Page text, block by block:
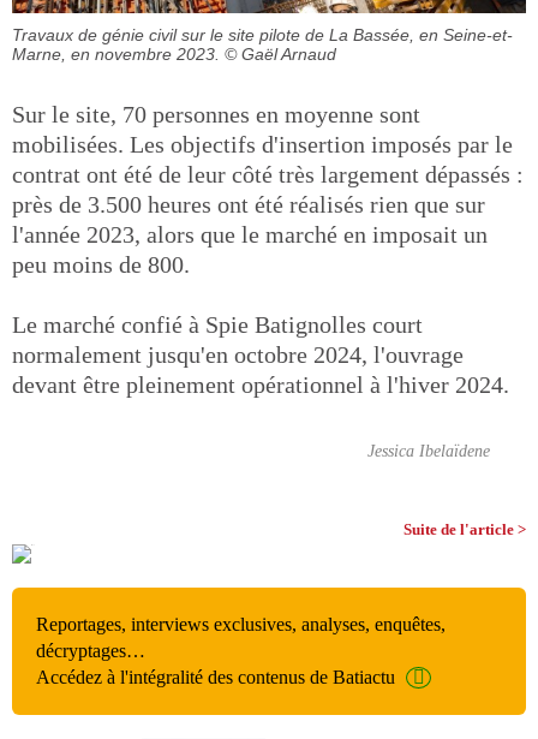
Travaux de génie civil sur le site pilote de La Bassée, en Seine-et-
Marne, en novembre 2023. © Gaël Arnaud
Sur le site, 70 personnes en moyenne sont
mobilisées. Les objectifs d'insertion imposés par le
contrat ont été de leur côté très largement dépassés :
près de 3.500 heures ont été réalisés rien que sur
l'année 2023, alors que le marché en imposait un
peu moins de 800.
Le marché confié à Spie Batignolles court
normalement jusqu'en octobre 2024, l'ouvrage
devant être pleinement opérationnel à l'hiver 2024.
Jessica Ibelaïdene
Suite de l'article >
Reportages, interviews exclusives, analyses, enquêtes,
décryptages…
Accédez à l'intégralité des contenus de Batiactu